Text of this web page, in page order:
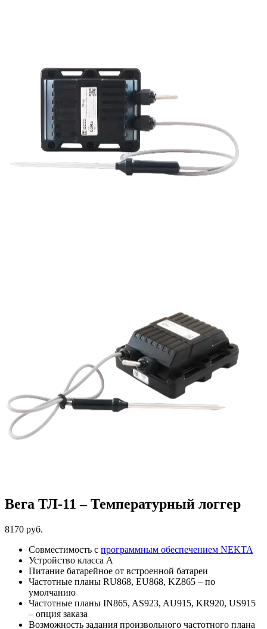
Вега ТЛ-11 – Температурный логгер
8170 руб.
Совместимость с программным обеспечением NEKTA
Устройство класса А
Питание батарейное от встроенной батареи
Частотные планы RU868, EU868, KZ865 – по
умолчанию
Частотные планы IN865, AS923, AU915, KR920, US915
– опция заказа
Возможность задания произвольного частотного плана